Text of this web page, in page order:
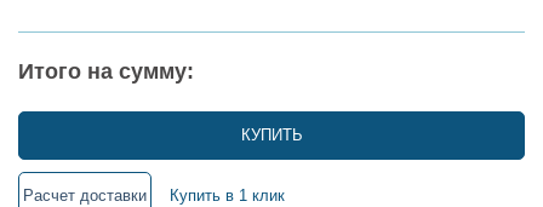
Итого на сумму:
КУПИТЬ
Расчет доставки Купить в 1 клик